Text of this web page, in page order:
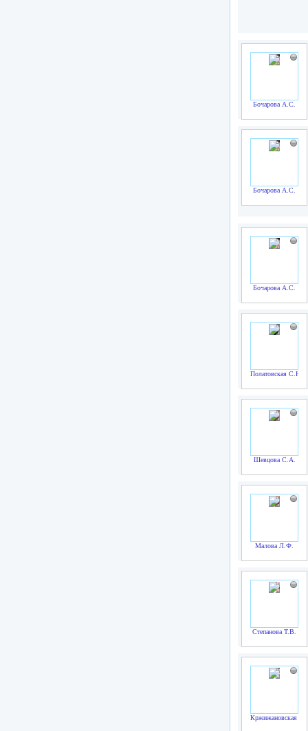
Бочарова А.С.
Бочарова А.С.
Бочарова А.С.
Полатовская С.Ю.
Шевцова С.А.
Малова Л.Ф.
Степанова Т.В.
Кржижановская